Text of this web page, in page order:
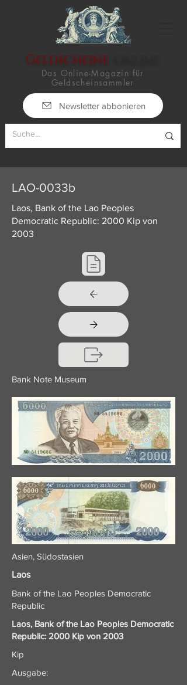
Geldscheine
Das Online-Magazin für
Geldscheinsammler
Newsletter abbonieren
LAO-0033b
Laos, Bank of the Lao Peoples
Democratic Republic: 2000 Kip von
2003
Bank Note Museum
Asien, Südostasien
Laos
Bank of the Lao Peoples Democratic
Republic
Laos, Bank of the Lao Peoples Democratic
Republic: 2000 Kip von 2003
Kip
Ausgabe: